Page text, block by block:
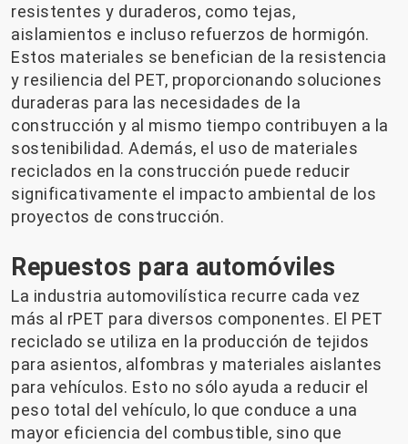
resistentes y duraderos, como tejas,
aislamientos e incluso refuerzos de hormigón.
Estos materiales se benefician de la resistencia
y resiliencia del PET, proporcionando soluciones
duraderas para las necesidades de la
construcción y al mismo tiempo contribuyen a la
sostenibilidad. Además, el uso de materiales
reciclados en la construcción puede reducir
significativamente el impacto ambiental de los
proyectos de construcción.
Repuestos para automóviles
La industria automovilística recurre cada vez
más al rPET para diversos componentes. El PET
reciclado se utiliza en la producción de tejidos
para asientos, alfombras y materiales aislantes
para vehículos. Esto no sólo ayuda a reducir el
peso total del vehículo, lo que conduce a una
mayor eficiencia del combustible, sino que